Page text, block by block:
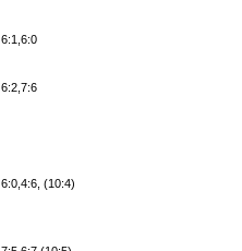
6:1,6:0
6:2,7:6
6:0,4:6, (10:4)